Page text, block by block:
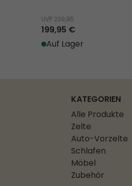
UVP 239,95
199,95 €
Auf Lager
KATEGORIEN
Alle Produkte
Zelte
Auto-Vorzelte
Schlafen
Möbel
Zubehör